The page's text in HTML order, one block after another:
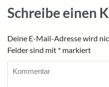
Schreibe einen
Deine E-Mail-Adresse wird
Felder sind mit * markiert